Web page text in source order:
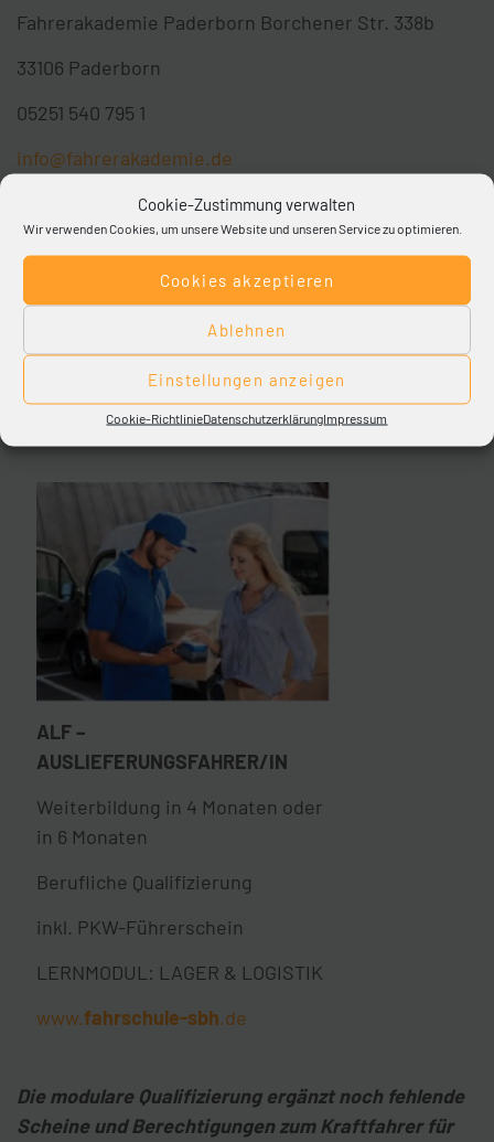
Cookie-Zustimmung verwalten
Wir verwenden Cookies, um unsere Website und unseren Service zu optimieren.
Cookies akzeptieren
Ablehnen
Einstellungen anzeigen
Cookie-RichtlinieDatenschutzerklärungImpressum
Fahrerakademie Paderborn Borchener Str. 338b
33106 Paderborn
05251 540 795 1
info@fahrerakademie.de
Auslieferungsfahrer*in ist der Führerschein der
Klasse B inklusive.
ALF –
AUSLIEFERUNGSFAHRER/IN
Weiterbildung in 4 Monaten oder
in 6 Monaten
Berufliche Qualifizierung
inkl. PKW-Führerschein
LERNMODUL: LAGER & LOGISTIK
www.fahrschule-sbh.de
Die modulare Qualifizierung ergänzt noch fehlende
Scheine und Berechtigungen zum Kraftfahrer für